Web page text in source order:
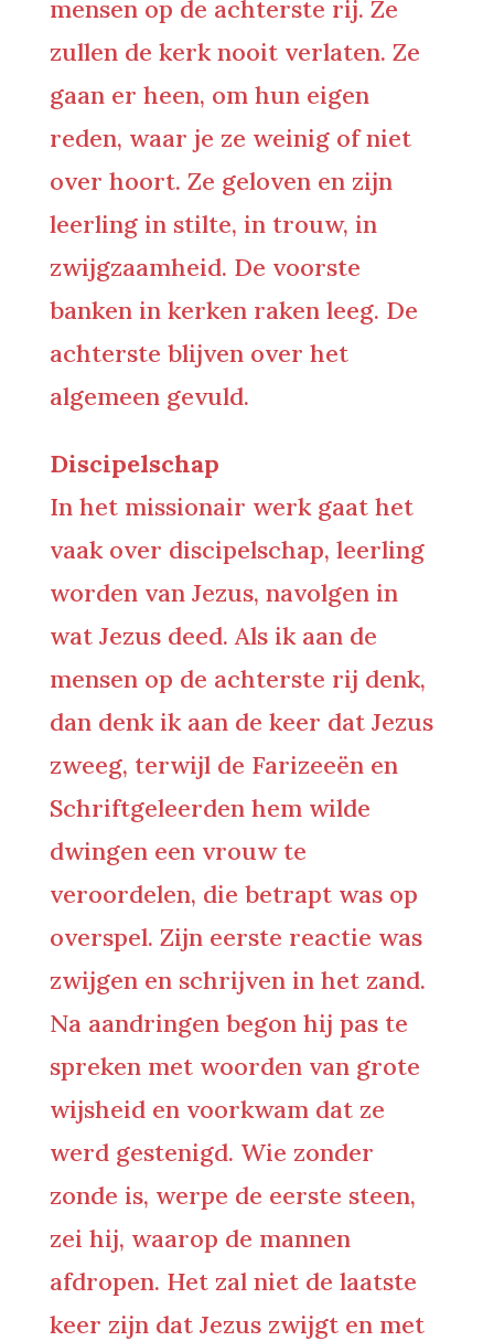
mensen op de achterste rij. Ze
zullen de kerk nooit verlaten. Ze
gaan er heen, om hun eigen
reden, waar je ze weinig of niet
over hoort. Ze geloven en zijn
leerling in stilte, in trouw, in
zwijgzaamheid. De voorste
banken in kerken raken leeg. De
achterste blijven over het
algemeen gevuld.
Discipelschap
In het missionair werk gaat het
vaak over discipelschap, leerling
worden van Jezus, navolgen in
wat Jezus deed. Als ik aan de
mensen op de achterste rij denk,
dan denk ik aan de keer dat Jezus
zweeg, terwijl de Farizeeën en
Schriftgeleerden hem wilde
dwingen een vrouw te
veroordelen, die betrapt was op
overspel. Zijn eerste reactie was
zwijgen en schrijven in het zand.
Na aandringen begon hij pas te
spreken met woorden van grote
wijsheid en voorkwam dat ze
werd gestenigd. Wie zonder
zonde is, werpe de eerste steen,
zei hij, waarop de mannen
afdropen. Het zal niet de laatste
keer zijn dat Jezus zwijgt en met